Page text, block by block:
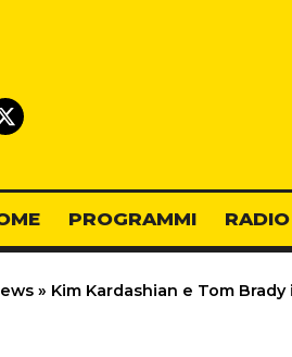
PROGRAMMI RADIO
» Kim Kardashian e Tom